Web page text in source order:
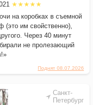
Поднят 08.07.2026
на коробках в съемной
(это им свойственно),
Через 40 минут
не пролезающий
Санкт-
Петербург